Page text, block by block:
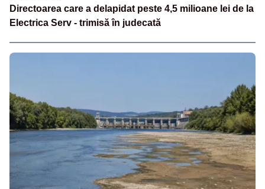
Directoarea care a delapidat peste 4,5 milioane lei de la
Electrica Serv - trimisă în judecată